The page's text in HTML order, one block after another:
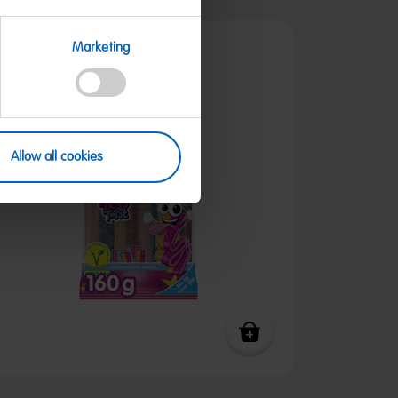
Marketing
Allow all cookies
Limited Edition / Angebot